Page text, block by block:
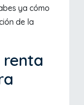
ya cómo
de la
renta